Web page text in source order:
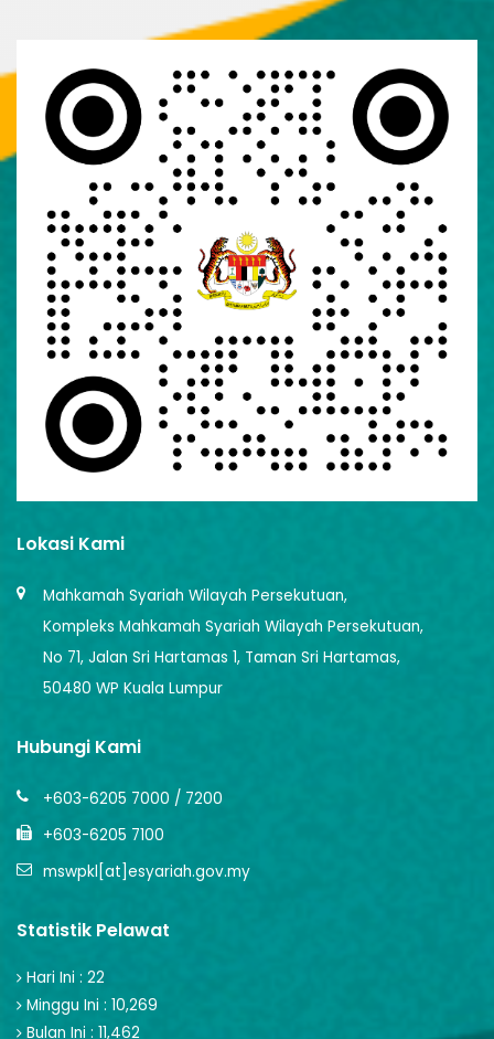
Lokasi Kami
Mahkamah Syariah Wilayah Persekutuan,
Kompleks Mahkamah Syariah Wilayah Persekutuan,
No 71, Jalan Sri Hartamas 1, Taman Sri Hartamas,
50480 WP Kuala Lumpur
Hubungi Kami
+603-6205 7000 / 7200
+603-6205 7100
mswpkl[at]esyariah.gov.my
Statistik Pelawat
Hari Ini : 22
Minggu Ini : 10,269
Bulan Ini : 11,462